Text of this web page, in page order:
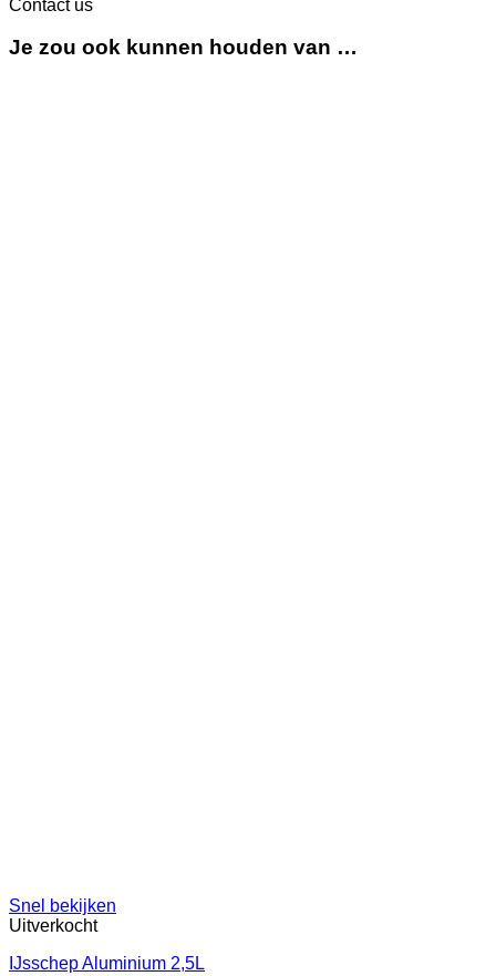
Contact us
Je zou ook kunnen houden van …
Snel bekijken
Uitverkocht
IJsschep Aluminium 2,5L